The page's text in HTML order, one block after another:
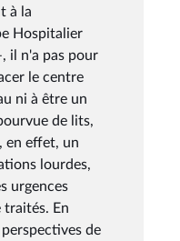
à la
Hospitalier
il n'a pas pour
le centre
ni à être un
de lits,
en effet, un
lourdes,
urgences
traités. En
de